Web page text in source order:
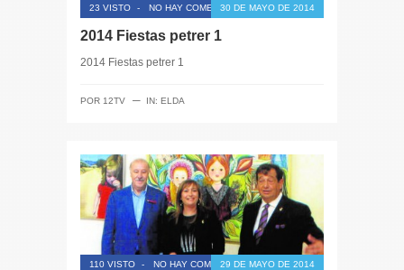
23 VISTO - NO HAY COMENTARIOS30 DE MAYO DE 2014
2014 Fiestas petrer 1
2014 Fiestas petrer 1
POR 12TV ─ IN: ELDA
110 VISTO - NO HAY COMENTARIOS29 DE MAYO DE 2014